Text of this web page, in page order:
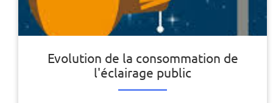
Evolution de la consommation de
l'éclairage public